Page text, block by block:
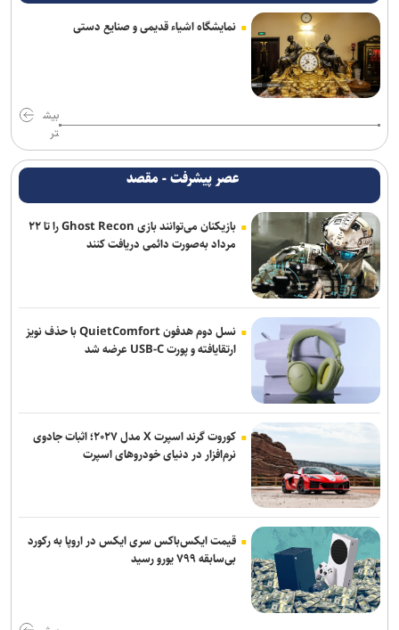
العامری خواستار تعویق واکنش گروه‌های مقاومت عراق به حملات
عربستان شد
ائتلاف سعودی از زخمی شدن ۱۱ نفر در نجران خبر داد؛ یمن از کشته
شدن ۵۸ نیروی وابسته به دولت مستعفی خبر داد
مهاجرانی: آذربایجان کتاب گشوده تاریخ ایران و مدرسه آزادگی و تمدن
است
از ۷۰ نفر بازداشت شدند
محسن رضایی: اجازه باز شدن مسیر دوم در تنگه هرمز را نخواهیم داد
جامعه را نمی‌توان با امرونهی اداره کرد/ با پشتیبانی رهبری تمام تلاش بر
وحدت و انسجام است
آمریکا تحریم‌های جدید علیه ایران اعمال کرد
ادعای حکومت جولانی درباره خنثی‌سازی عملیات داعش در دمشق
نمایشگاه اشیاء قدیمی و صنایع دستی
بیش
تر
عصر پیشرفت - مقصد
بازیکنان می‌توانند بازی Ghost Recon را تا ۲۲
مرداد به‌صورت دائمی دریافت کنند
نسل دوم هدفون QuietComfort با حذف نویز
ارتقایافته و پورت USB-C عرضه شد
کوروت گرند اسپرت X مدل ۲۰۲۷؛ اثبات جادوی
نرم‌افزار در دنیای خودروهای اسپرت
قیمت ایکس‌باکس سری ایکس در اروپا به رکورد
بی‌سابقه ۷۹۹ یورو رسید